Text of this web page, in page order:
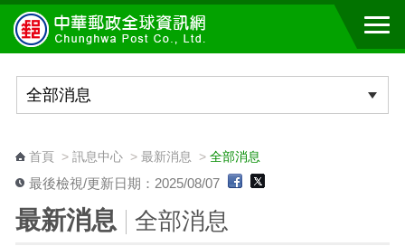
跳到主要內容區塊
首頁> 訊息中心> 最新消息 > 全部消息
最後檢視/更新日期：2025/08/07
最新消息 全部消息